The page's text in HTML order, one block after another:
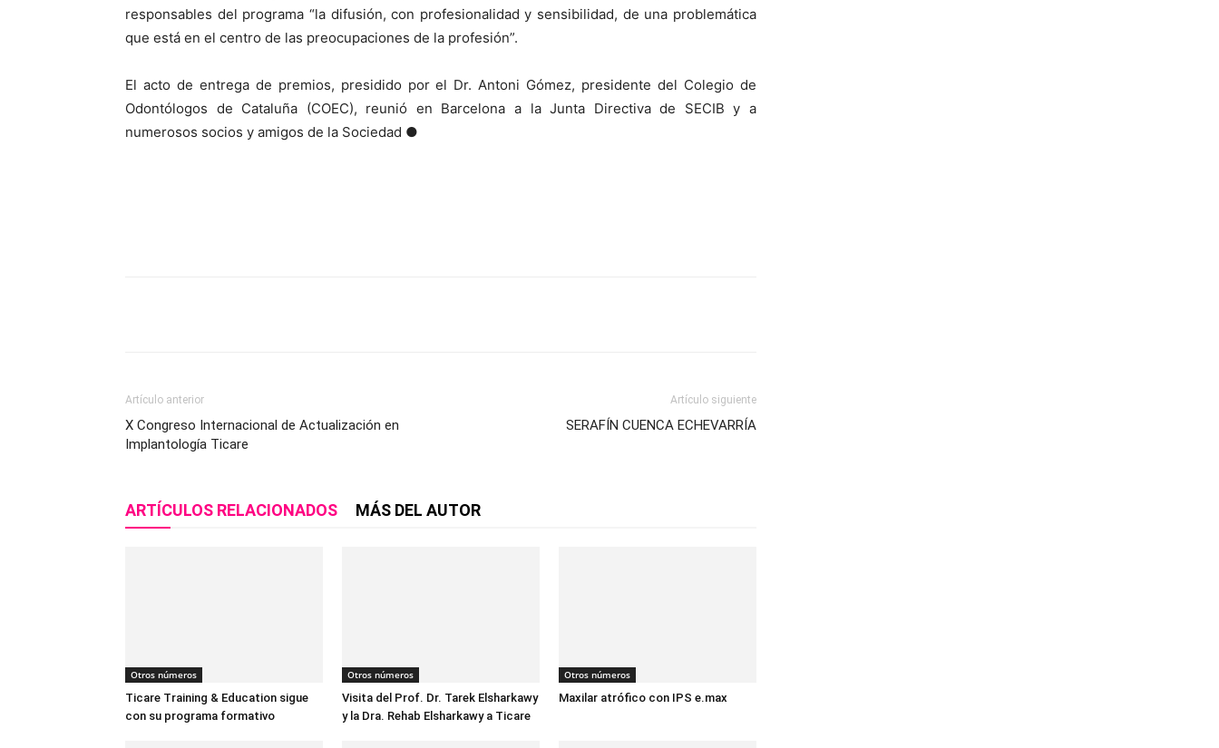
responsables del programa “la difusión, con profesionalidad y sensibilidad, de una problemática
que está en el centro de las preocupaciones de la profesión”.
El acto de entrega de premios, presidido por el Dr. Antoni Gómez, presidente del Colegio de
Odontólogos de Cataluña (COEC), reunió en Barcelona a la Junta Directiva de SECIB y a
numerosos socios y amigos de la Sociedad ●
Artículo anterior
X Congreso Internacional de Actualización en
Implantología Ticare
Artículo siguiente
SERAFÍN CUENCA ECHEVARRÍA
ARTÍCULOS RELACIONADOS MÁS DEL AUTOR
Otros números
Ticare Training & Education sigue
con su programa formativo
Otros números
Visita del Prof. Dr. Tarek Elsharkawy
y la Dra. Rehab Elsharkawy a Ticare
Otros números
Maxilar atrófico con IPS e.max